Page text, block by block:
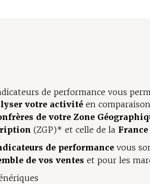
de performance vous
votre activité en
de votre Zone
(ZGP)* et celle de la France
de performance vous
de vos ventes et pour les